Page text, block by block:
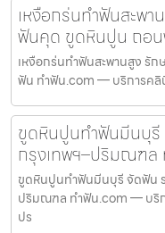
เหงือกร่นทำฟันสะพา
ฟันคุด ขูดหินปูน ถอ
เหงือกร่นทำฟันสะพานสูง รั
ฟัน ทำฟัน.com — บริการค
ขูดหินปูนทำฟันมีนบุรี
กรุงเทพฯ–ปริมณฑล
ขูดหินปูนทำฟันมีนบุรี จัดฟัน
ปริมณฑล ทำฟัน.com — บริ
ปร